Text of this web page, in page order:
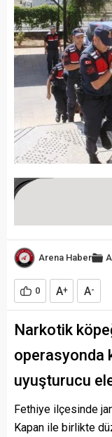
Arena Haber
0 A+ A-
Narkotik
operasyonda
uyuşturucu
Fethiye ilçesinde
Kapan ile birlikte